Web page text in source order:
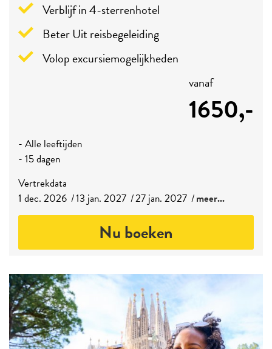
Verblijf in 4-sterrenhotel
Beter Uit reisbegeleiding
Volop excursiemogelijkheden
vanaf
1650,-
- Alle leeftijden
- 15 dagen
Vertrekdata
1 dec. 2026 13 jan. 2027 27 jan. 2027 meer...
Nu boeken